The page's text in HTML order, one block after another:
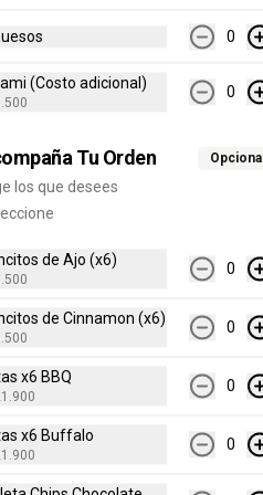
favorita (Pollo
Buffalo Wings,
Mostaza)
0
(Costo adicional) 0
Tu Orden Opcional
los que desees
de Ajo (x6) 0
de Cinnamon (x6) 0
x6 BBQ 0
x6 Buffalo 0